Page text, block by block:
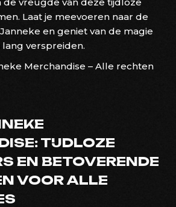
Laat je meevoeren naar de
en geniet van de magie
verspreiden.
Merchandise – Alle rechten
TIJDLOZE
EN BETOVERENDE
VOOR ALLE